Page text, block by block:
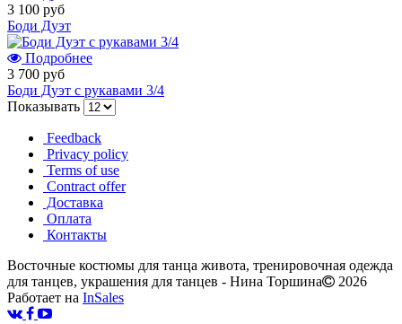
3 100 руб
Боди Дуэт
Подробнее
3 700 руб
Боди Дуэт с рукавами 3/4
Показывать
Feedback
Privacy policy
Terms of use
Contract offer
Доставка
Оплата
Контакты
Восточные костюмы для танца живота, тренировочная одежда
для танцев, украшения для танцев - Нина Торшина
2026
Работает на InSales